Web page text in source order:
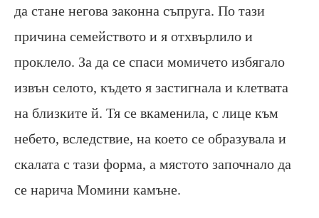
да стане негова законна съпруга. По тази
причина семейството и я отхвърлило и
проклело. За да се спаси момичето избягало
извън селото, където я застигнала и клетвата
на близките й. Тя се вкаменила, с лице към
небето, вследствие, на което се образувала и
скалата с тази форма, а мястото започнало да
се нарича Момини камъне.